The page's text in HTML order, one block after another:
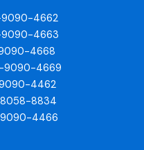
9090-4662
9090-4663
9090-4668
9090-4669
9090-4462
8058-8834
9090-4466